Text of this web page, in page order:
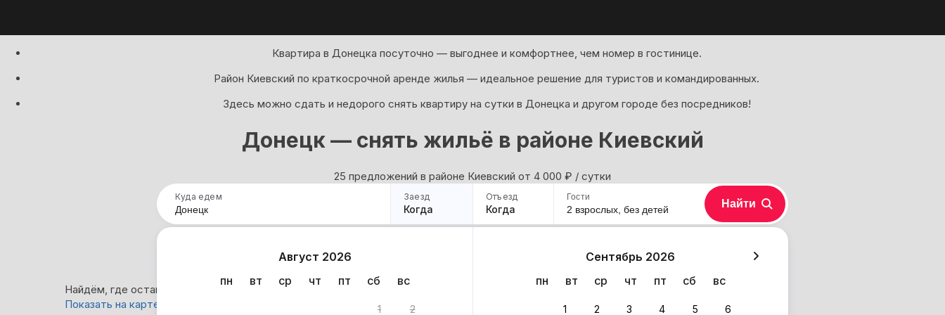
Квартира в Донецка посуточно — выгоднее и комфортнее, чем номер в гостинице.
Район Киевский по краткосрочной аренде жилья — идеальное решение для туристов и командированных.
Здесь можно сдать и недорого снять квартиру на сутки в Донецка и другом городе без посредников!
Донецк — снять жильё в районе Киевский
25 предложений в районе Киевский oт 4 000 ₽ / сутки
Куда едем Заезд
Когда
Отъезд
Когда
Август 2026
пн
вт ср чт пт сб вс
1 2
Сентябрь 2026
пн
вт ср чт пт сб вс
1 2 3 4 5 6
Гости
2 взрослых, без детей Найти
Найдём, где остановиться в Донецке: 25 вариантов
Показать на карте